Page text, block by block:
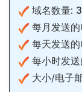
域名数量: 3
每月发送
每天发送
每小时发
大小/电子